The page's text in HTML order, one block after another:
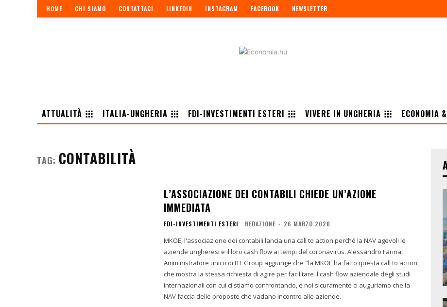
HOME CHI SIAMO CONTATTACI LINKEDIN INSTAGRAM FACEBOOK NEWSLETTER
ATTUALITÀ
ITALIA-UNGHERIA FDI-INVESTIMENTI ESTERI VIVERE IN UNGHERIA ECONOMIA
TAG: CONTABILITÀ
L’ASSOCIAZIONE DEI CONTABILI CHIEDE UN’AZIONE
IMMEDIATA
FDI-INVESTIMENTI ESTERI REDAZIONE - 26 MARZO 2020
MKOE, l'associazione dei contabili lancia una call to action perché la NAV agevoli le
aziende ungheresi e il loro cash flow ai tempi del coronavirus. Alessandro Farina,
Amministratore unico di ITL Group aggiunge che "la MKOE ha fatto questa call to action
che mostra la stessa richiesta di agire per facilitare il cash flow aziendale degli studi
internazionali con cui ci stiamo confrontando, e noi sicuramente ci auguriamo che la
NAV faccia delle proposte che vadano incontro alle aziende.